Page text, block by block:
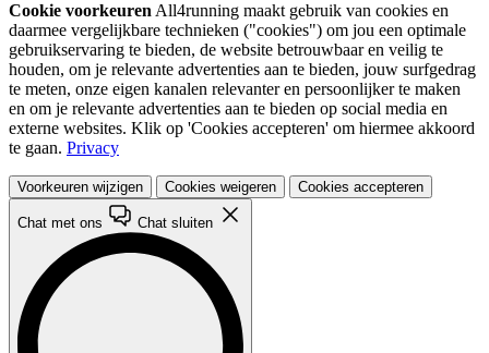
Cookie voorkeuren All4running maakt gebruik van cookies en
daarmee vergelijkbare technieken ("cookies") om jou een optimale
gebruikservaring te bieden, de website betrouwbaar en veilig te
houden, om je relevante advertenties aan te bieden, jouw surfgedrag
te meten, onze eigen kanalen relevanter en persoonlijker te maken
en om je relevante advertenties aan te bieden op social media en
externe websites. Klik op 'Cookies accepteren' om hiermee akkoord
te gaan. Privacy
Voorkeuren wijzigen Cookies weigeren Cookies accepteren
Chat met ons Chat sluiten